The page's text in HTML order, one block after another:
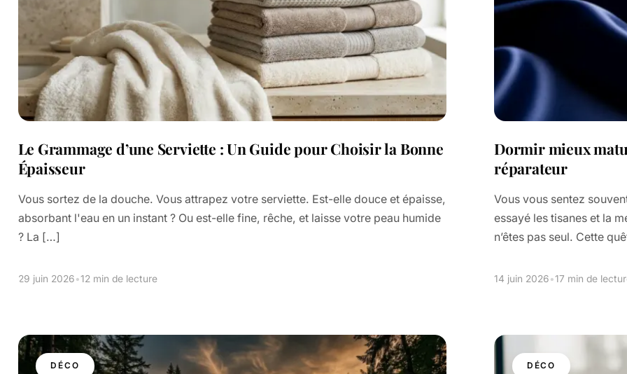
Le Grammage d’une Serviette : Un Guide pour Choisir la Bonne
Épaisseur
Vous sortez de la douche. Vous attrapez votre serviette. Est-elle douce et épaisse,
absorbant l'eau en un instant ? Ou est-elle fine, rêche, et laisse votre peau humide
? La […]
29 juin 2026•12 min de lecture
Dormir mieux
réparateur
Vous vous sentez
essayé les tisanes et la
n’êtes pas seul. Cette
14 juin 2026•17 min de
DÉCO DÉCO